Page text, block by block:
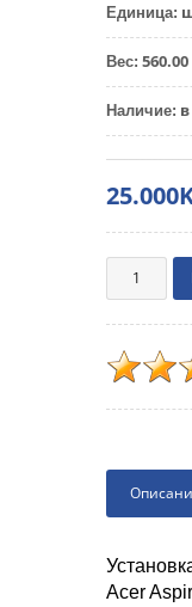
Единица:
Вес: 560.00
Наличие:
Acer